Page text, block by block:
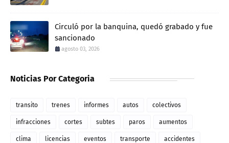
Circuló por la banquina, quedó grabado y fue
sancionado
agosto 03, 2026
Noticias Por Categoria
transito trenes informes autos colectivos
infracciones cortes subtes paros aumentos
clima licencias eventos transporte accidentes